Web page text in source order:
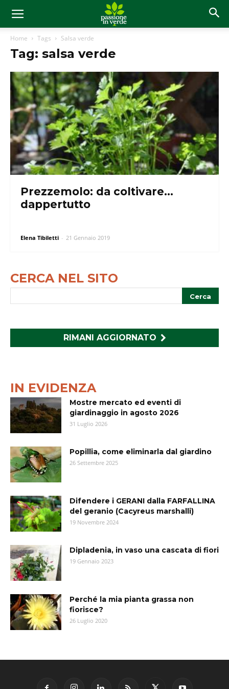
Home Tags Salsa verde
Tag: salsa verde
Prezzemolo: da coltivare…
dappertutto
Elena Tibiletti - 21 Gennaio 2019
CERCA NEL SITO
RIMANI AGGIORNATO
IN EVIDENZA
Mostre mercato ed eventi di
giardinaggio in agosto 2026
31 Luglio 2026
Popillia, come eliminarla dal giardino
26 Settembre 2025
Difendere i GERANI dalla FARFALLINA
del geranio (Cacyreus marshalli)
19 Novembre 2024
Dipladenia, in vaso una cascata di fiori
19 Gennaio 2023
Perché la mia pianta grassa non
fiorisce?
26 Luglio 2020